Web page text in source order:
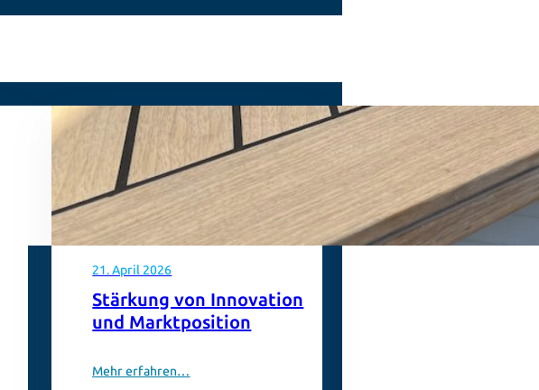
21. April 2026
Stärkung von Innovation
und Marktposition
Mehr erfahren…